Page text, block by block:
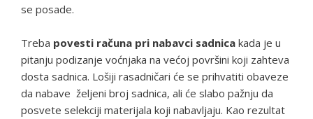
se posade.
Treba povesti računa pri nabavci sadnica kada je u
pitanju podizanje voćnjaka na većoj površini koji zahteva
dosta sadnica. Lošiji rasadničari će se prihvatiti obaveze
da nabave željeni broj sadnica, ali će slabo pažnju da
posvete selekciji materijala koji nabavljaju. Kao rezultat